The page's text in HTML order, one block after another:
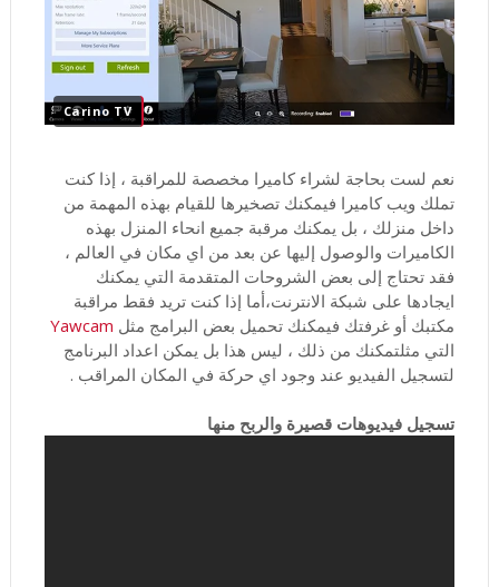
Carino TV
نعم لست بحاجة لشراء كاميرا مخصصة للمراقبة ، إذا كنت
تملك ويب كاميرا فيمكنك تصخيرها للقيام بهذه المهمة من
داخل منزلك ، بل يمكنك مرقبة جميع انحاء المنزل بهذه
الكاميرات والوصول إليها عن بعد من اي مكان في العالم ،
فقد تحتاج إلى بعض الشروحات المتقدمة التي يمكنك
ايجادها على شبكة الانترنت،أما إذا كنت تريد فقط مراقبة
مكتبك أو غرفتك فيمكنك تحميل بعض البرامج مثل Yawcam
التي مثلتمكنك من ذلك ، ليس هذا بل يمكن اعداد البرنامج
لتسجيل الفيديو عند وجود اي حركة في المكان المراقب .
تسجيل فيديوهات قصيرة والربح منها